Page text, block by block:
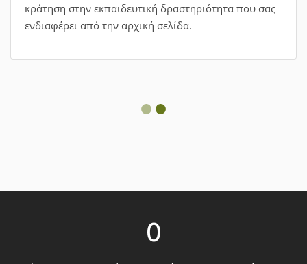
κράτηση στην εκπαιδευτική δραστηριότητα που σας
ενδιαφέρει από την αρχική σελίδα.
0